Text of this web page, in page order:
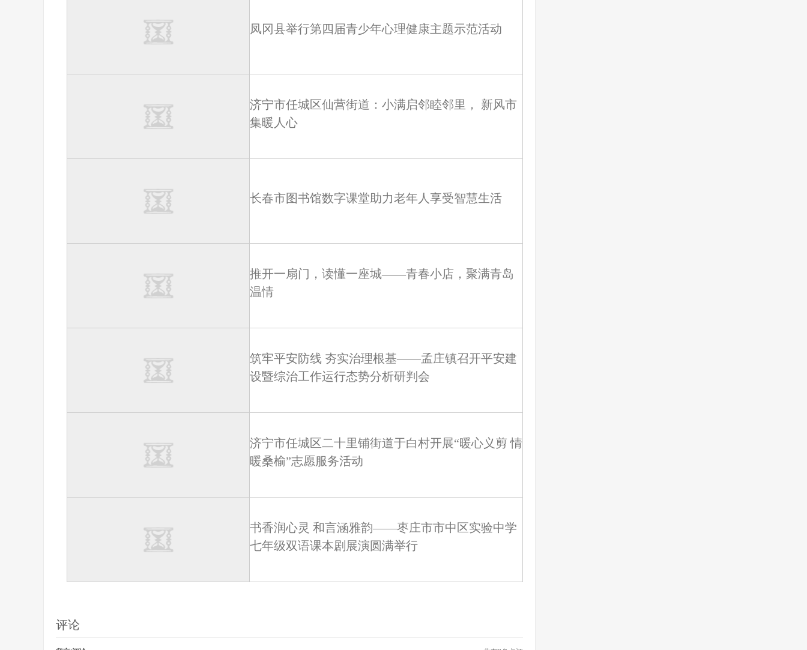
凤冈县举行第四届青少年心理健康主题示范活动
济宁市任城区仙营街道：小满启邻睦邻里， 新风市
集暖人心
长春市图书馆数字课堂助力老年人享受智慧生活
推开一扇门，读懂一座城——青春小店，聚满青岛
温情
筑牢平安防线 夯实治理根基——孟庄镇召开平安建
设暨综治工作运行态势分析研判会
济宁市任城区二十里铺街道于白村开展“暖心义剪 情
暖桑榆”志愿服务活动
书香润心灵 和言涵雅韵——枣庄市市中区实验中学
七年级双语课本剧展演圆满举行
评论